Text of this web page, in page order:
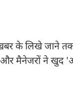
के लिखे जाने
और मैनेजरों ने खुद